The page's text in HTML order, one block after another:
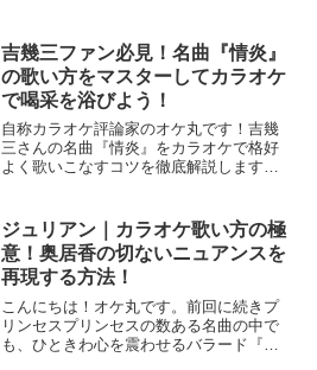
掴んで、大人の色気漂う歌声で拍手喝采
を浴びましょう。
吉幾三ファン必見！名曲『情炎』
の歌い方をマスターしてカラオケ
で喝采を浴びよう！
自称カラオケ評論家のオケ丸です！吉幾
三さんの名曲『情炎』をカラオケで格好
よく歌いこなすコツを徹底解説します。
めばあなたもカラオケで大喝采を浴びる
こと間違いなし！
ジュリアン｜カラオケ歌い方の極
意！奥居香の切ないニュアンスを
再現する方法！
こんにちは！オケ丸です。前回に続きプ
リンセスプリンセスの数ある名曲の中で
も、ひときわ心を震わせるバラード『ジ